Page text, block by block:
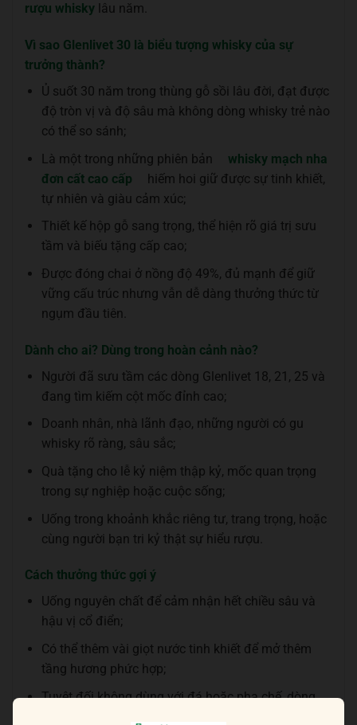
rượu whisky lâu năm.
Vì sao Glenlivet 30 là biểu tượng whisky của sự
trưởng thành?
Ủ suốt 30 năm trong thùng gỗ sồi lâu đời, đạt được
độ tròn vị và độ sâu mà không dòng whisky trẻ nào
có thể so sánh;
Là một trong những phiên bản
whisky mạch nha
đơn cất cao cấp
hiếm hoi giữ được sự tinh khiết,
tự nhiên và giàu cảm xúc;
Thiết kế hộp gỗ sang trọng, thể hiện rõ giá trị sưu
tầm và biếu tặng cấp cao;
Được đóng chai ở nồng độ 49%, đủ mạnh để giữ
vững cấu trúc nhưng vẫn dễ dàng thưởng thức từ
ngụm đầu tiên.
Dành cho ai? Dùng trong hoàn cảnh nào?
Người đã sưu tầm các dòng Glenlivet 18, 21, 25 và
đang tìm kiếm cột mốc đỉnh cao;
Doanh nhân, nhà lãnh đạo, những người có gu
whisky rõ ràng, sâu sắc;
Quà tặng cho lễ kỷ niệm thập kỷ, mốc quan trọng
trong sự nghiệp hoặc cuộc sống;
Uống trong khoảnh khắc riêng tư, trang trọng, hoặc
cùng người bạn tri kỷ thật sự hiểu rượu.
Cách thưởng thức gợi ý
Uống nguyên chất để cảm nhận hết chiều sâu và
hậu vị cổ điển;
Có thể thêm vài giọt nước tinh khiết để mở thêm
tầng hương phức hợp;
Tuyệt đối không dùng với đá hoặc pha chế, dòng